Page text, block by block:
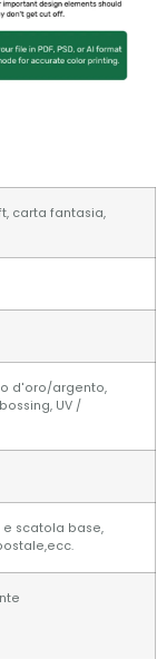
carta fantasia,
d'oro/argento,
UV /
scatola base,